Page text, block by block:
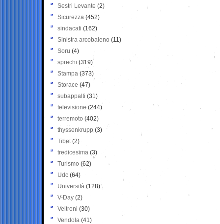
Sestri Levante (2)
Sicurezza (452)
sindacati (162)
Sinistra arcobaleno (11)
Soru (4)
sprechi (319)
Stampa (373)
Storace (47)
subappalti (31)
televisione(244)
terremoto (402)
thyssenkrupp (3)
Tibet(2)
tredicesima (3)
Turismo (62)
Udc (64)
Università (128)
V-Day (2)
Veltroni (30)
Vendola (41)